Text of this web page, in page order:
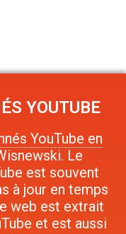
YOUTUBE
YouTube en
Le
est souvent
à jour en temps
web est extrait
et est aussi